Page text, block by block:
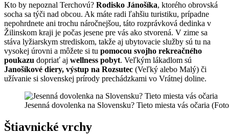
Kto by nepoznal Terchovú? Rodisko Jánošíka, ktorého obrovská
socha sa týči nad obcou. Ak máte radi ľahšiu turistiku, prípadne
nepohrdnete ani trochu náročnejšou, táto rozprávková dedinka v
Žilinskom kraji je počas jesene pre vás ako stvorená. V zime sa
stáva lyžiarskym strediskom, takže aj ubytovacie služby sú tu na
vysokej úrovni a môžete si tu pomocou svojho rekreačného
poukazu dopriať aj wellness pobyt. Veľkým lákadlom sú
Janošíkové diery, výstup na Rozsutec (Veľký alebo Malý) či
užívanie si slovenskej prírody prechádzkami vo Vrátnej doline.
Jesenná dovolenka na Slovensku? Tieto miesta vás očaria
Štiavnické vrchy